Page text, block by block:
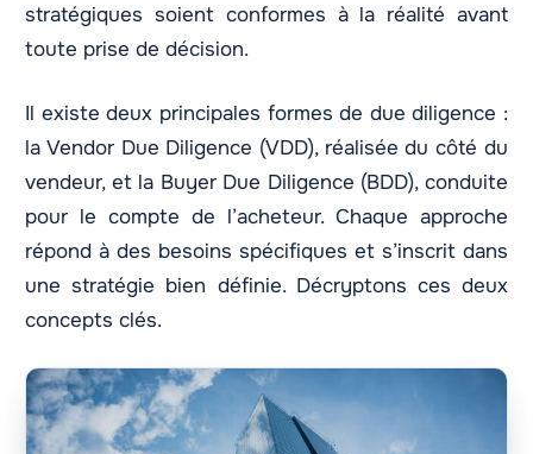
stratégiques soient conformes à la réalité avant
toute prise de décision.
Il existe deux principales formes de due diligence :
la Vendor Due Diligence (VDD), réalisée du côté du
vendeur, et la Buyer Due Diligence (BDD), conduite
pour le compte de l’acheteur. Chaque approche
répond à des besoins spécifiques et s’inscrit dans
une stratégie bien définie. Décryptons ces deux
concepts clés.